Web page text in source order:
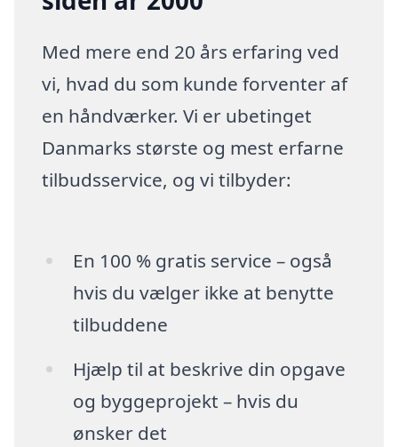
Med mere end 20 års erfaring ved
vi, hvad du som kunde forventer af
en håndværker. Vi er ubetinget
Danmarks største og mest erfarne
tilbudsservice, og vi tilbyder:
En 100 % gratis service – også
hvis du vælger ikke at benytte
tilbuddene
Hjælp til at beskrive din opgave
og byggeprojekt – hvis du
ønsker det